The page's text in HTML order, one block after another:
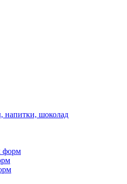
шоколад
форм